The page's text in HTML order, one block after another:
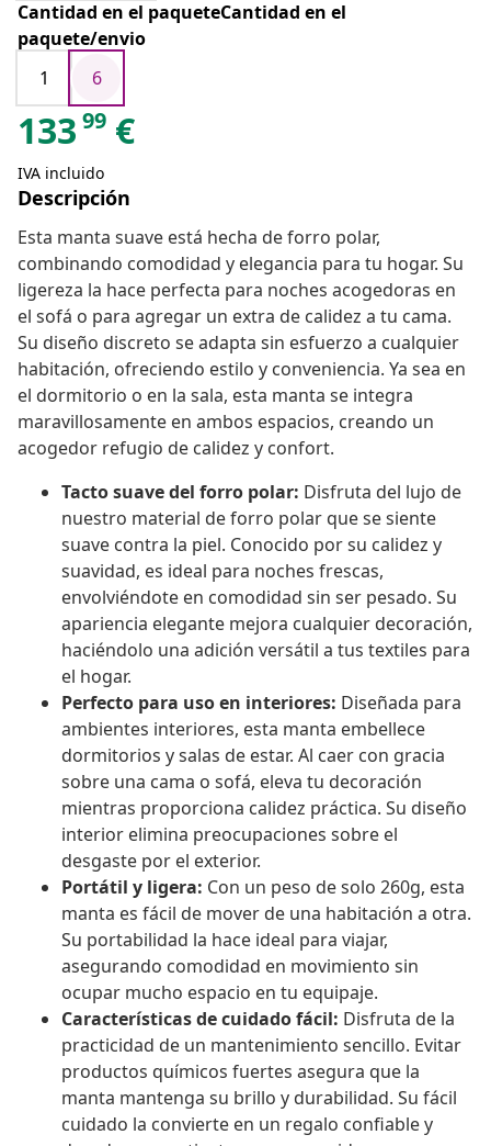
Cantidad en el paqueteCantidad en el
paquete/envio
1
6
133 99 €
IVA incluido
Descripción
Esta manta suave está hecha de forro polar,
combinando comodidad y elegancia para tu hogar. Su
ligereza la hace perfecta para noches acogedoras en
el sofá o para agregar un extra de calidez a tu cama.
Su diseño discreto se adapta sin esfuerzo a cualquier
habitación, ofreciendo estilo y conveniencia. Ya sea en
el dormitorio o en la sala, esta manta se integra
maravillosamente en ambos espacios, creando un
acogedor refugio de calidez y confort.
Tacto suave del forro polar: Disfruta del lujo de
nuestro material de forro polar que se siente
suave contra la piel. Conocido por su calidez y
suavidad, es ideal para noches frescas,
envolviéndote en comodidad sin ser pesado. Su
apariencia elegante mejora cualquier decoración,
haciéndolo una adición versátil a tus textiles para
el hogar.
Perfecto para uso en interiores: Diseñada para
ambientes interiores, esta manta embellece
dormitorios y salas de estar. Al caer con gracia
sobre una cama o sofá, eleva tu decoración
mientras proporciona calidez práctica. Su diseño
interior elimina preocupaciones sobre el
desgaste por el exterior.
Portátil y ligera: Con un peso de solo 260g, esta
manta es fácil de mover de una habitación a otra.
Su portabilidad la hace ideal para viajar,
asegurando comodidad en movimiento sin
ocupar mucho espacio en tu equipaje.
Características de cuidado fácil: Disfruta de la
practicidad de un mantenimiento sencillo. Evitar
productos químicos fuertes asegura que la
manta mantenga su brillo y durabilidad. Su fácil
cuidado la convierte en un regalo confiable y